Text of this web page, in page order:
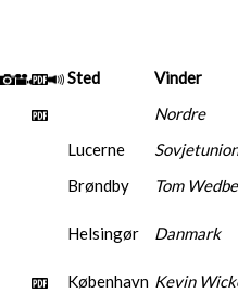
Sted
Vinder
Nordre
Lucerne
Brøndby
Tom
Helsingør
Danmark
København Kevin